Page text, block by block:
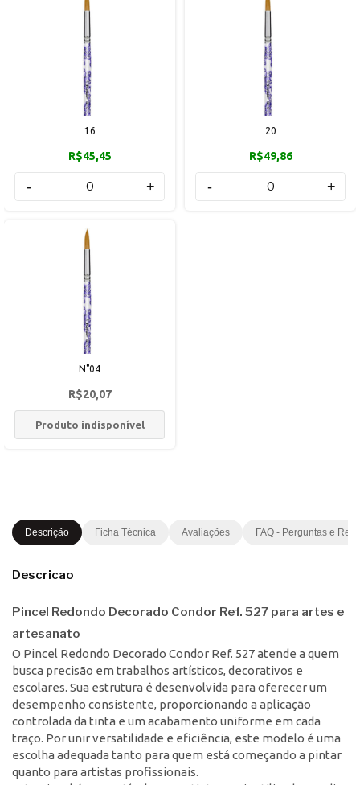
16
R$45,45
- +
20
R$49,86
- +
N°04
R$20,07
Produto indisponível
Descrição Ficha Técnica Avaliações FAQ - Perguntas e
Descricao
Pincel Redondo Decorado Condor Ref. 527 para artes e
artesanato
O Pincel Redondo Decorado Condor Ref. 527 atende a quem
busca precisão em trabalhos artísticos, decorativos e
escolares. Sua estrutura é desenvolvida para oferecer um
desempenho consistente, proporcionando a aplicação
controlada da tinta e um acabamento uniforme em cada
traço. Por unir versatilidade e eficiência, este modelo é uma
escolha adequada tanto para quem está começando a pintar
quanto para artistas profissionais.